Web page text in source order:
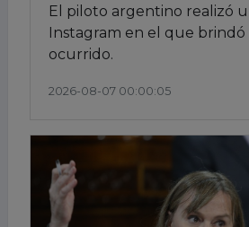
El piloto argentino realizó
Instagram en el que
ocurrido.
2026-08-07 00:00:05